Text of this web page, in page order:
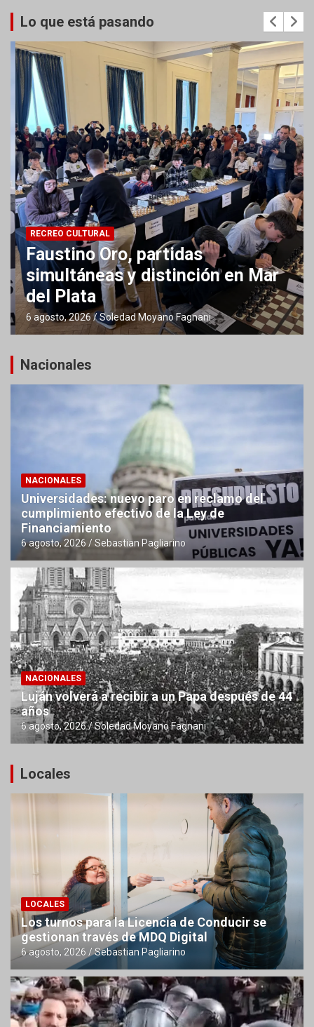
Lo que está pasando
RECREO CULTURAL
Faustino Oro, partidas
simultáneas y distinción en Mar
del Plata
6 agosto, 2026 Soledad Moyano Fagnani
Nacionales
NACIONALES
Universidades: nuevo paro en reclamo del
cumplimiento efectivo de la Ley de
Financiamiento
6 agosto, 2026 Sebastian Pagliarino
NACIONALES
Luján volverá a recibir a un Papa después de 44
años
6 agosto, 2026 Soledad Moyano Fagnani
Locales
LOCALES
Los turnos para la Licencia de Conducir se
gestionan través de MDQ Digital
6 agosto, 2026 Sebastian Pagliarino